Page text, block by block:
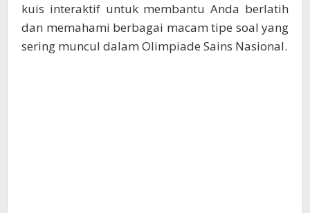
kuis interaktif untuk membantu Anda berlatih
dan memahami berbagai macam tipe soal yang
sering muncul dalam Olimpiade Sains Nasional.